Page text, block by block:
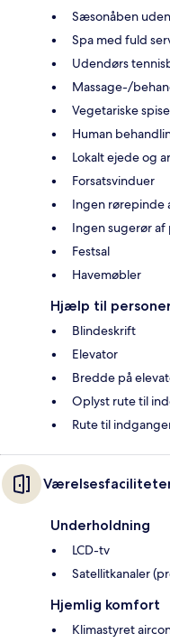
Sæsonåben
Spa med fuld
Udendørs
Massage-/
Vegetariske
Human
Lokalt ejede og
Forsatsvinduer
Ingen rørepinde
Ingen sugerør af
Festsal
Havemøbler
Hjælp til
Blindeskrift
Elevator
Bredde på
Oplyst rute til
Rute til
Underholdning
LCD-tv
Satellitkanaler
Hjemlig komfort
Klimastyret